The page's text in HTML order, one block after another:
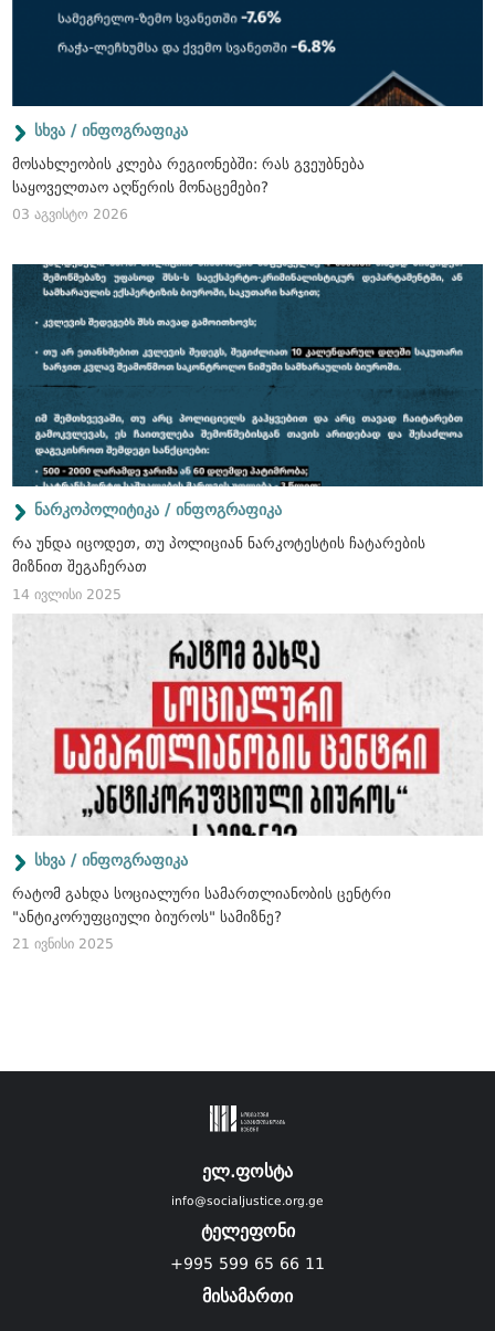
სხვა / ინფოგრაფიკა
მოსახლეობის კლება რეგიონებში: რას გვეუბნება
საყოველთაო აღწერის მონაცემები?
03 აგვისტო 2026
ნარკოპოლიტიკა / ინფოგრაფიკა
რა უნდა იცოდეთ, თუ პოლიციან ნარკოტესტის ჩატარების
მიზნით შეგაჩერათ
14 ივლისი 2025
სხვა / ინფოგრაფიკა
რატომ გახდა სოციალური სამართლიანობის ცენტრი
"ანტიკორუფციული ბიუროს" სამიზნე?
21 ივნისი 2025
ელ.ფოსტა
info@socialjustice.org.ge
ტელეფონი
+995 599 65 66 11
მისამართი